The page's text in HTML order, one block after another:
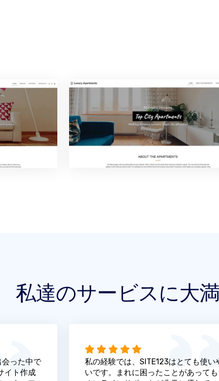
私達のサービスに大
会った中で
イト作成
私の経験では、SITE123はとても使い
いです。まれに困ったことがあっても